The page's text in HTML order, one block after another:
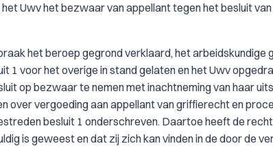
Uwv het bezwaar van appellant tegen het besluit
het beroep gegrond verklaard, het arbeidskundige
1 voor het overige in stand gelaten en het Uwv
op bezwaar te nemen met inachtneming van haar
over vergoeding aan appellant van griffierecht en
besluit 1 onderschreven. Daartoe heeft de
is geweest en dat zij zich kan vinden in de door de